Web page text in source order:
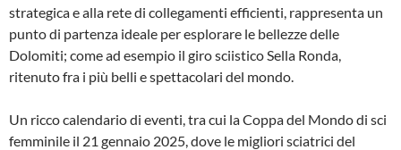
strategica e alla rete di collegamenti efficienti, rappresenta un
punto di partenza ideale per esplorare le bellezze delle
Dolomiti; come ad esempio il giro sciistico Sella Ronda,
ritenuto fra i più belli e spettacolari del mondo.
Un ricco calendario di eventi, tra cui la Coppa del Mondo di sci
femminile il 21 gennaio 2025, dove le migliori sciatrici del